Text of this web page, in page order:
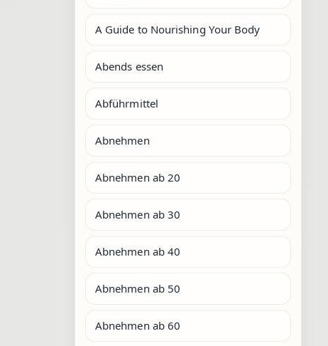
A Guide to Nourishing Your Body
Abends essen
Abführmittel
Abnehmen
Abnehmen ab 20
Abnehmen ab 30
Abnehmen ab 40
Abnehmen ab 50
Abnehmen ab 60